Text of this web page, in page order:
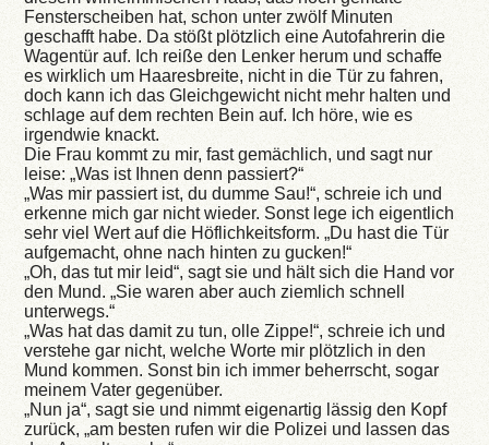
Fensterscheiben hat, schon unter zwölf Minuten
geschafft habe. Da stößt plötzlich eine Autofahrerin die
Wagentür auf. Ich reiße den Lenker herum und schaffe
es wirklich um Haaresbreite, nicht in die Tür zu fahren,
doch kann ich das Gleichgewicht nicht mehr halten und
schlage auf dem rechten Bein auf. Ich höre, wie es
irgendwie knackt.
Die Frau kommt zu mir, fast gemächlich, und sagt nur
leise: „Was ist Ihnen denn passiert?“
„Was mir passiert ist, du dumme Sau!“, schreie ich und
erkenne mich gar nicht wieder. Sonst lege ich eigentlich
sehr viel Wert auf die Höflichkeitsform. „Du hast die Tür
aufgemacht, ohne nach hinten zu gucken!“
„Oh, das tut mir leid“, sagt sie und hält sich die Hand vor
den Mund. „Sie waren aber auch ziemlich schnell
unterwegs.“
„Was hat das damit zu tun, olle Zippe!“, schreie ich und
verstehe gar nicht, welche Worte mir plötzlich in den
Mund kommen. Sonst bin ich immer beherrscht, sogar
meinem Vater gegenüber.
„Nun ja“, sagt sie und nimmt eigenartig lässig den Kopf
zurück, „am besten rufen wir die Polizei und lassen das